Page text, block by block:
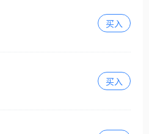
买入
买入